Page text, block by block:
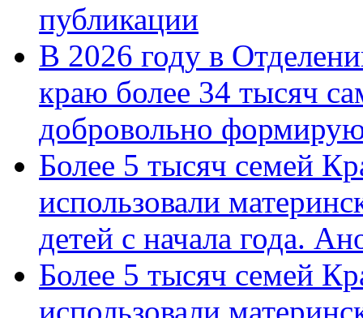
публикации
В 2026 году в
краю более 34 тысяч
добровольно
Более 5 тысяч семей
использовали
детей с начала года.
Более 5 тысяч семей
использовали